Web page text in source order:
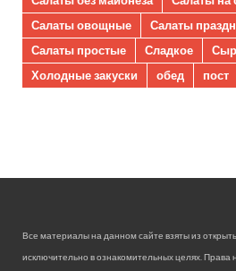
Салаты овощные
Салаты
Салаты простые
Сладкое Сыр
Холодные закуски
обед пост
Все материалы на данном сайте взяты из
исключительно в ознакомительных целях.